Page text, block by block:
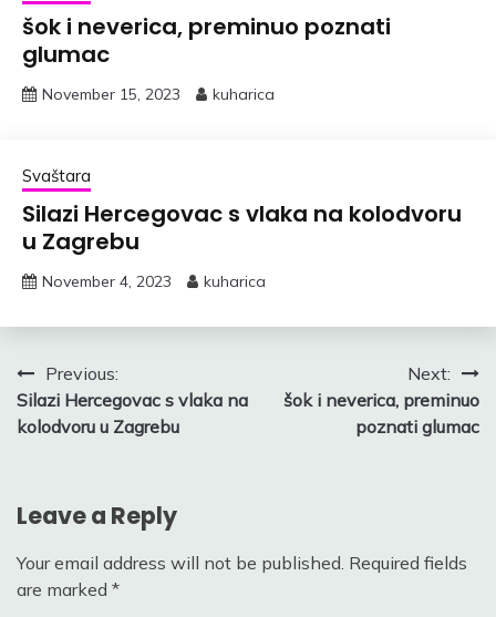
šok i neverica, preminuo poznati
glumac
November 15, 2023 kuharica
Svaštara
Silazi Hercegovac s vlaka na kolodvoru
u Zagrebu
November 4, 2023 kuharica
Post
navigation
Previous:
Silazi Hercegovac s vlaka na
kolodvoru u Zagrebu
Next:
šok i neverica, preminuo
poznati glumac
Leave a Reply
Your email address will not be published. Required fields
are marked *